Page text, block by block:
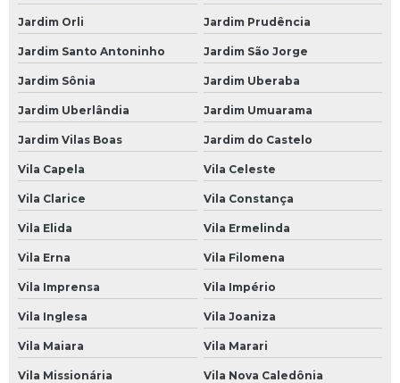
Suspensão a Ar Carro
Suspensão a Ar de Carro
Suspensão Carro
Suspensão Carro Antigo
Suspensão Carro de Arrancada
Suspensão Carro de Corrida
Suspensão Carro Francês
Suspensão Carro Importado
Suspensão Carro Manutenção
Suspensão Carro Popular
Suspensão de Carro
Suspensão de Carro Francês
Jardim Orli Jardim Prudência
Jardim Santo Antoninho Jardim São Jorge
Jardim Sônia Jardim Uberaba
Jardim Uberlândia Jardim Umuarama
Jardim Vilas Boas Jardim do Castelo
Vila Capela Vila Celeste
Vila Clarice Vila Constança
Vila Elida Vila Ermelinda
Vila Erna Vila Filomena
Vila Imprensa Vila Império
Vila Inglesa Vila Joaniza
Vila Maiara Vila Marari
Vila Missionária Vila Nova Caledônia